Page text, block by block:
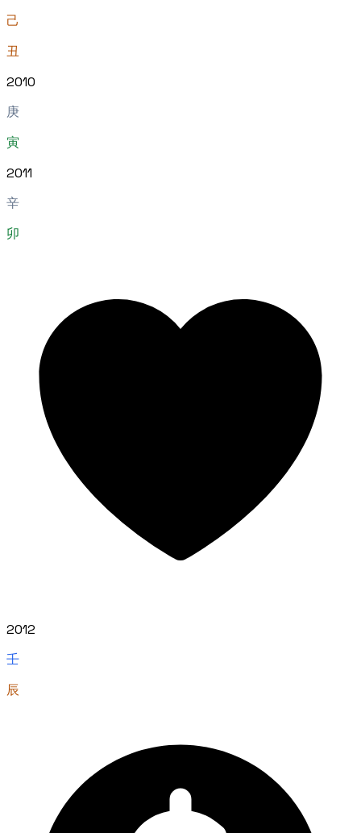
己
丑
2010
庚
寅
2011
辛
卯
2012
壬
辰